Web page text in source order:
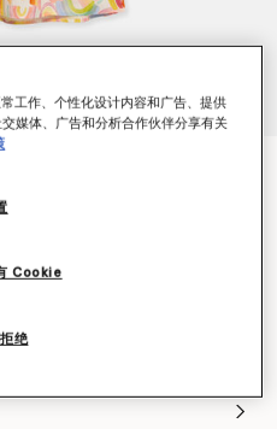
工作、个性化设计内容和广告、提供
媒体、广告和分析合作伙伴分享有关
绝
Cookie